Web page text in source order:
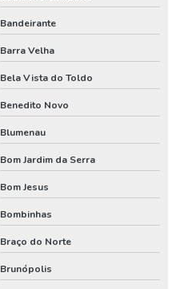
Bandeirante
Barra Velha
Bela Vista do Toldo
Benedito Novo
Blumenau
Bom Jardim da Serra
Bom Jesus
Bombinhas
Braço do Norte
Brunópolis